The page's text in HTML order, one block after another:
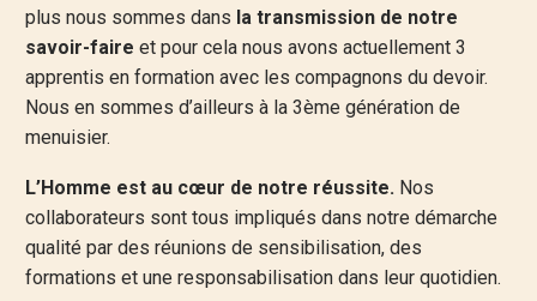
plus nous sommes dans la transmission de notre
savoir-faire et pour cela nous avons actuellement 3
apprentis en formation avec les compagnons du devoir.
Nous en sommes d’ailleurs à la 3ème génération de
menuisier.
L’Homme est au cœur de notre réussite. Nos
collaborateurs sont tous impliqués dans notre démarche
qualité par des réunions de sensibilisation, des
formations et une responsabilisation dans leur quotidien.